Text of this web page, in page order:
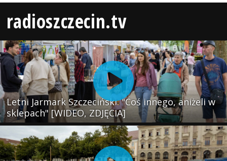
radioszczecin.tv
Letni Jarmark Szczeciński. "Coś innego, aniżeli w
sklepach" [WIDEO, ZDJĘCIA]